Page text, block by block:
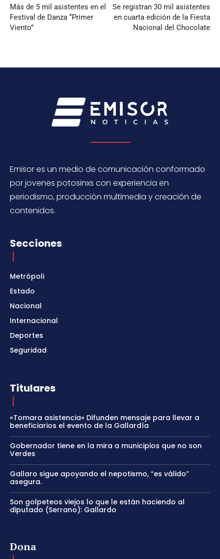
Más de 5 mil asistentes en el
Festival de Danza “Primer
Viento”
Se registran 30 mil asistentes
en cuarta edición de la Fiesta
Nacional del Chocolate
Emisor es un medio de comunicación conformado
por jovenes potosinxs con experiencia en
periodismo, producción multimedia y creación de
contenidos.
Secciones
Metrópoli
Estado
Nacional
Internacional
Deportes
Seguridad
Titulares
«Tomara asistencia» Difunden mensaje para llevar a
beneficiarios el evento de la Gallardía
Gobernador tiene en la mira a municipios que no son
Verdes
Gallaro sigue apoyando el nepotismo, “es válido”
asegura.
Son golpeteos viejos lo que le están haciendo al
diputado (Serrano): Gallardo
Dona